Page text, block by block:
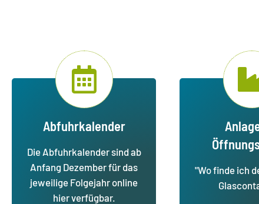
Abfuhrkalender
Die Abfuhrkalender sind ab
Anfang Dezember für das
jeweilige Folgejahr online
hier verfügbar.
"Wo finde ich